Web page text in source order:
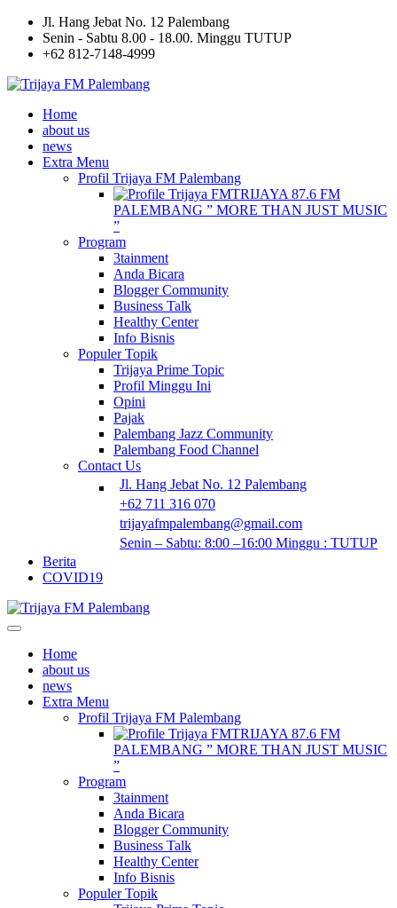
Jl. Hang Jebat No. 12 Palembang
Senin - Sabtu 8.00 - 18.00. Minggu TUTUP
+62 812-7148-4999
Home
about us
news
Extra Menu
Profil Trijaya FM Palembang
TRIJAYA 87.6 FM
PALEMBANG ” MORE THAN JUST MUSIC
”
Program
3tainment
Anda Bicara
Blogger Community
Business Talk
Healthy Center
Info Bisnis
Populer Topik
Trijaya Prime Topic
Profil Minggu Ini
Opini
Pajak
Palembang Jazz Community
Palembang Food Channel
Contact Us
Jl. Hang Jebat No. 12 Palembang
+62 711 316 070
trijayafmpalembang@gmail.com
Senin – Sabtu: 8:00 –16:00 Minggu : TUTUP
Berita
COVID19
Home
about us
news
Extra Menu
Profil Trijaya FM Palembang
TRIJAYA 87.6 FM
PALEMBANG ” MORE THAN JUST MUSIC
”
Program
3tainment
Anda Bicara
Blogger Community
Business Talk
Healthy Center
Info Bisnis
Populer Topik